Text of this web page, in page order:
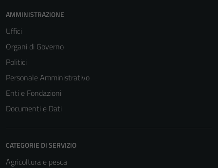
AMMINISTRAZIONE
Uffici
Organi di Governo
Politici
Personale Amministrativo
Enti e Fondazioni
Documenti e Dati
CATEGORIE DI SERVIZIO
Agricoltura e pesca